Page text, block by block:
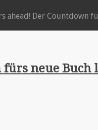
ahead! Der Countdown
fürs neue